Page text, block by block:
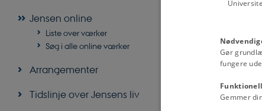
Jensen online
Liste over værker
Søg i alle online værker
Arrangementer
Tidslinje over Jensens liv
Hop til side
Gør
fungere
Gemmer